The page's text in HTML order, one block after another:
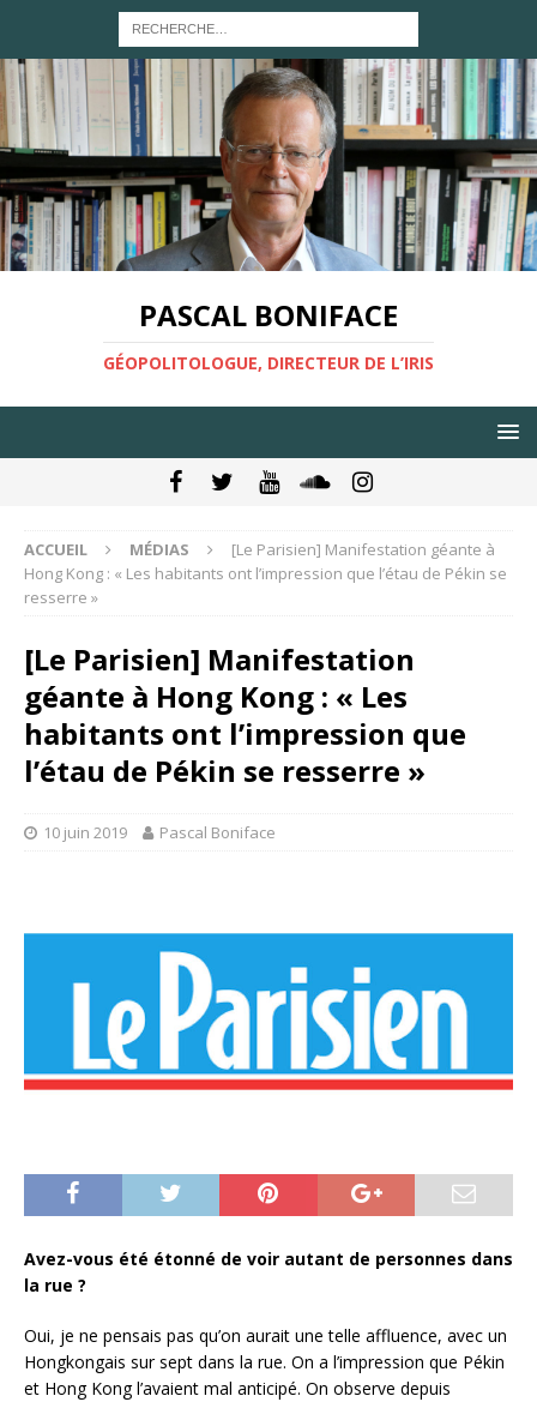
PASCAL BONIFACE
GÉOPOLITOLOGUE, DIRECTEUR DE L’IRIS
ACCUEIL MÉDIAS
[Le Parisien] Manifestation géante à
Hong Kong : « Les habitants ont l’impression que l’étau de Pékin se
resserre »
[Le Parisien] Manifestation
géante à Hong Kong : « Les
habitants ont l’impression que
l’étau de Pékin se resserre »
10 juin 2019 Pascal Boniface
Avez-vous été étonné de voir autant de personnes dans
la rue ?
Oui, je ne pensais pas qu’on aurait une telle affluence, avec un
Hongkongais sur sept dans la rue. On a l’impression que Pékin
et Hong Kong l’avaient mal anticipé. On observe depuis